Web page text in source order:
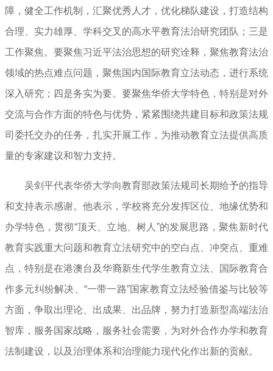
障，健全工作机制，汇聚优秀人才，优化梯队建设，打造结构
合理、实力雄厚、学科交叉的高水平教育法治研究团队；三是
工作聚焦。要聚焦习近平法治思想的研究诠释，聚焦教育法治
领域的热点难点问题，聚焦国内国际教育立法动态，进行系统
深入研究；四是务实为要。要聚焦华侨大学特色，特别是对外
交流与合作方面的特色与优势，紧紧围绕共建目标和政策法规
司委托交办的任务，扎实开展工作，为推动教育立法提供高质
量的专家建议和智力支持。
吴剑平代表华侨大学向教育部政策法规司长期给予的指导
和支持表示感谢。他表示，学校将充分发挥区位、地缘优势和
办学特色，贯彻“顶天、立地、树人”的发展思路，聚焦新时代
教育实践重大问题和教育立法研究中的空白点、冲突点、重难
点，特别是在港澳台及华裔新生代学生教育立法、国际教育合
作多元纠纷解决、“一带一路”国家教育立法经验借鉴与比较等
方面，争取出理论、出成果、出品牌，努力打造新型高端法治
智库，服务国家战略，服务社会需要，为对外合作办学和教育
法制建设，以及治理体系和治理能力现代化作出新的贡献。